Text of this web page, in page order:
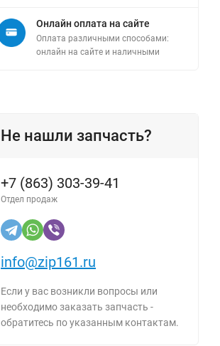
Онлайн оплата на сайте
Оплата различными способами:
онлайн на сайте и наличными
Не нашли запчасть?
+7 (863) 303-39-41
Отдел продаж
info@zip161.ru
Если у вас возникли вопросы или
необходимо заказать запчасть -
обратитесь по указанным контактам.